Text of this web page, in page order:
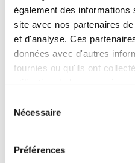
également des informations
site avec nos partenaires
et d'analyse. Ces
données avec d'autres
fournies ou qu'ils ont
Nécessaire
Préférences
vitesse de chauffe de
et parfaitement. Il est
revêtement innovant
Froststick.
changement de donne.
revêtements. Il ne
une surface de friture